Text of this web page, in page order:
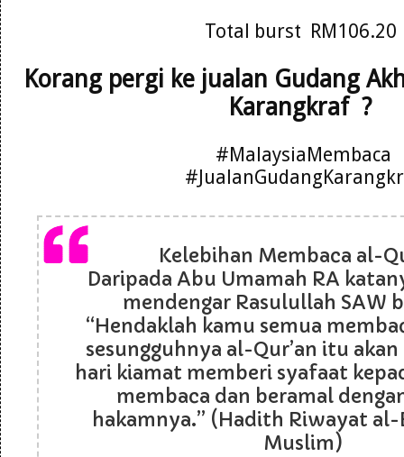
Total burst RM106.20
Korang pergi ke jualan Gudang
Karangkraf ?
#MalaysiaMembaca
Kelebihan Membaca al-
Daripada Abu Umamah RA
mendengar Rasulullah SAW
“Hendaklah kamu semua
sesungguhnya al-Qur’an itu
hari kiamat memberi syafaat
membaca dan beramal
hakamnya.” (Hadith Riwayat
Muslim)